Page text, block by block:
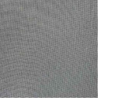
/ DETAILS